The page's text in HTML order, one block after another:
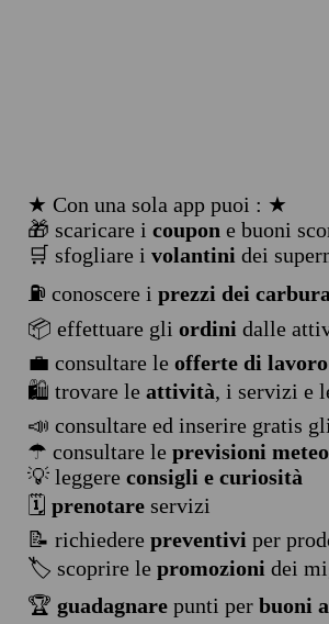
★ Con una sola app puoi : ★
🎁 scaricare i coupon e buoni
🛒 sfogliare i volantini dei
⛽ conoscere i prezzi dei
📦 effettuare gli ordini dalle
💼 consultare le offerte di lavoro
🛍️ trovare le attività, i servizi e
📣 consultare ed inserire gratis gli
☂ consultare le previsioni meteo
💡 leggere consigli e curiosità
🗓️ prenotareservizi
📝 richiedere preventivi per
🏷️ scoprire le promozioni dei
🏆 guadagnarepunti per buoni